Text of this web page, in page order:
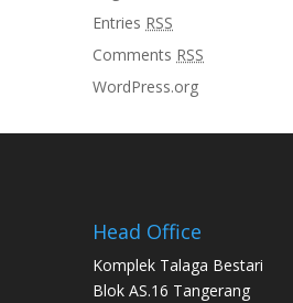
Entries RSS
Comments RSS
WordPress.org
Head Office
Komplek Talaga Bestari
Blok AS.16 Tangerang